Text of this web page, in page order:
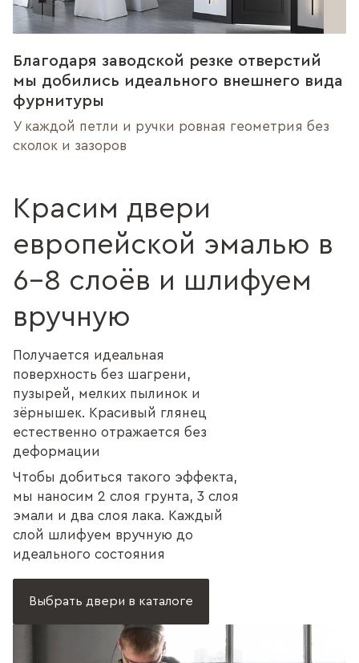
Благодаря заводской резке отверстий
мы добились идеального внешнего вида
фурнитуры
У каждой петли и ручки ровная геометрия без
сколок и зазоров
Красим двери
европейской эмалью в
6–8 слоёв и шлифуем
вручную
Получается идеальная
поверхность без шагрени,
пузырей, мелких пылинок и
зёрнышек. Красивый глянец
естественно отражается без
деформации
Чтобы добиться такого эффекта,
мы наносим 2 слоя грунта, 3 слоя
эмали и два слоя лака. Каждый
слой шлифуем вручную до
идеального состояния
Выбрать двери в каталоге